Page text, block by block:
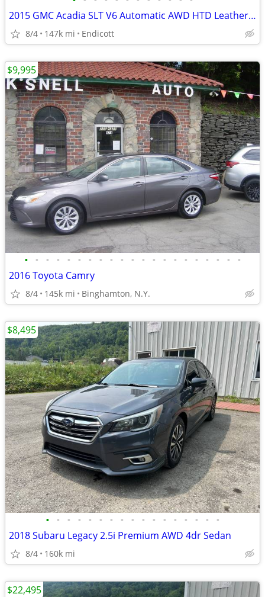
2015 GMC Acadia SLT V6 Automatic AWD HTD Leather! Loaded! 1-Owner!
8/4 147k mi Endicott
• • • • • • • • • • • • • • • • • • • • •
2016 Toyota Camry
8/4 145k mi Binghamton, N.Y.
$9,995
• • • • • • • • • • • • • • • • •
2018 Subaru Legacy 2.5i Premium AWD 4dr Sedan
8/4 160k mi
$8,495
$22,495